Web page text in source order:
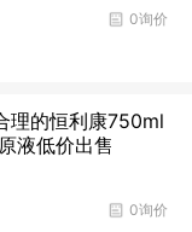
0询价
理的恒利康750ml
液低价出售
0询价